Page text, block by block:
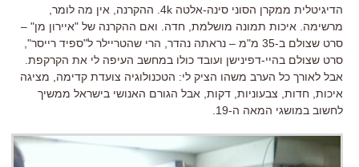
הדיגיטלית ממקרן הסוני סינה-אלטה 4k. ההקרנה, אין מה לומר,
מרשימה. איכות תמונה מושלמת, חדה. ואם ההקרנה של "איירון מן" –
סרט שצולם ב-35 מ"מ – נראתה נהדר, הרי שהטריילר ל"ספיד רייסר",
סרט שצולם בהיי-דפינישן ועובד כולו במחשב העיפה לי את הקרקפת.
אבל לאורך כל הערב משהו הציק לי: הטכנולוגיה צועדת קדימה, מציגה
איכות, חדות, צבעוניות, דקות, אבל הגורם האנושי בישראל ממשיך
לחשוב במושגי המאה ה-19.